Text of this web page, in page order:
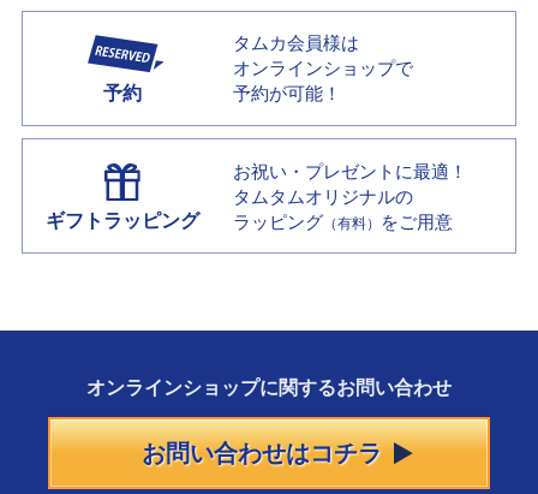
予約
タムカ会員様は
オンラインショップで
予約が可能！
ギフトラッピング
お祝い・プレゼントに最適！
タムタムオリジナルの
ラッピング （有料） をご用意
オンラインショップに関するお問い合わせ
お問い合わせはコチラ